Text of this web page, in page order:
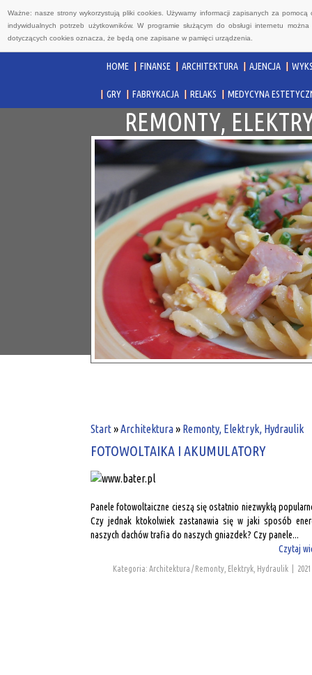
Ważne: nasze strony wykorzystują pliki cookies. Używamy informacji zapisanych za
indywidualnych potrzeb użytkowników. W programie służącym do obsługi internetu
dotyczących cookies oznacza, że będą one zapisane w pamięci urządzenia.
HOME FINANSE ARCHITEKTURA AJENCJA
GRY FABRYKACJA RELAKS MEDYCYNA
REMONTY,
Start»Architektura» Remonty, Elektryk, Hydraulik
FOTOWOLTAIKA I AKUMULATORY
Panele fotowoltaiczne cieszą się ostatnio niezwykłą
Czy jednak ktokolwiek zastanawia się w jaki sposób
naszych dachów trafia do naszych gniazdek? Czy panele...
Czytaj
Kategoria: Architektura / Remonty, Elektryk, Hydraulik